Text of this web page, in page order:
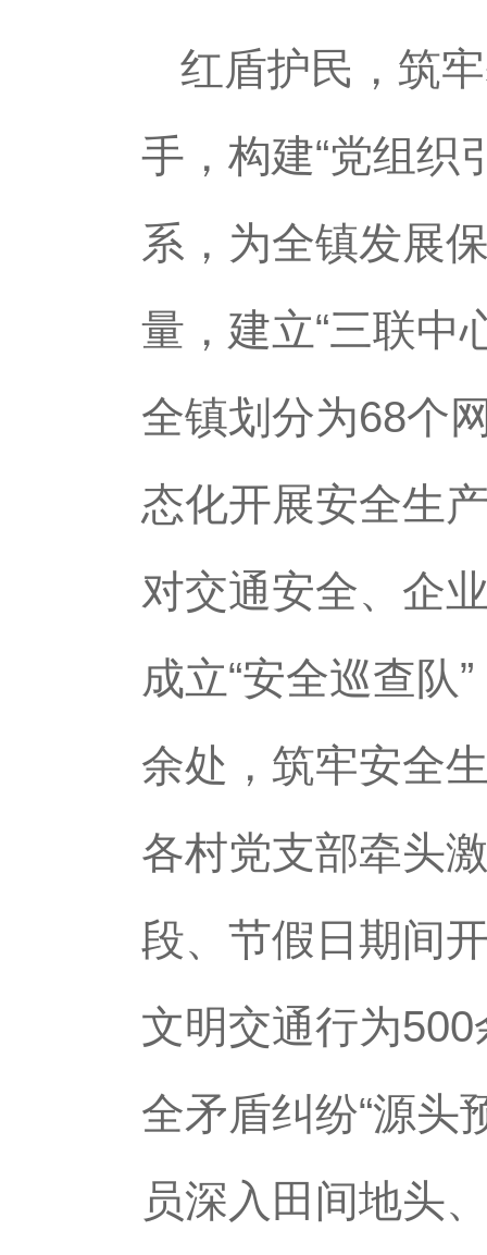
红盾护民，筑
手，构建“党组织
系，为全镇发展
量，建立“三联中
全镇划分为68个
态化开展安全生
对交通安全、企
成立“安全巡查队
余处，筑牢安全
各村党支部牵头
段、节假日期间
文明交通行为
全矛盾纠纷“源头
员深入田间地头